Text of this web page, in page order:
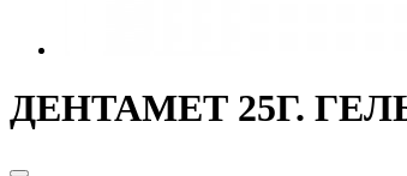
ДЕНТАМЕТ 25Г.